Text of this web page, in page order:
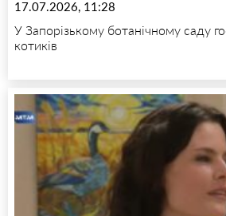
17.07.2026, 11:28
У Запорізькому ботанічному саду
котиків